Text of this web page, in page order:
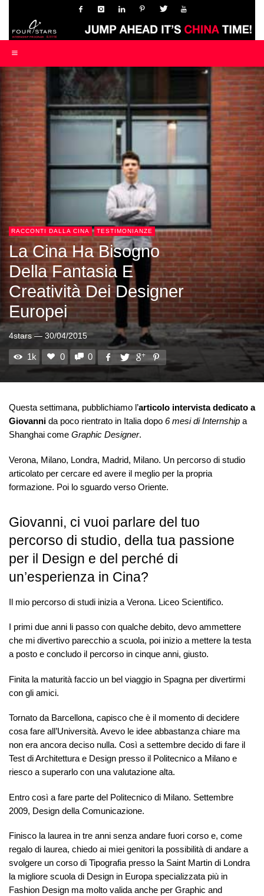
RACCONTI DALLA CINA TESTIMONIANZE
La Cina Ha Bisogno
Della Fantasia E
Creatività Dei Designer
Europei
4stars — 30/04/2015
1k 0 0
Questa settimana, pubblichiamo l’articolo intervista dedicato a
Giovanni da poco rientrato in Italia dopo 6 mesi di Internship a
Shanghai come Graphic Designer.
Verona, Milano, Londra, Madrid, Milano. Un percorso di studio
articolato per cercare ed avere il meglio per la propria
formazione. Poi lo sguardo verso Oriente.
Giovanni, ci vuoi parlare del tuo
percorso di studio, della tua passione
per il Design e del perché di
un’esperienza in Cina?
Il mio percorso di studi inizia a Verona. Liceo Scientifico.
I primi due anni li passo con qualche debito, devo ammettere
che mi divertivo parecchio a scuola, poi inizio a mettere la testa
a posto e concludo il percorso in cinque anni, giusto.
Finita la maturità faccio un bel viaggio in Spagna per divertirmi
con gli amici.
Tornato da Barcellona, capisco che è il momento di decidere
cosa fare all’Università. Avevo le idee abbastanza chiare ma
non era ancora deciso nulla. Così a settembre decido di fare il
Test di Architettura e Design presso il Politecnico a Milano e
riesco a superarlo con una valutazione alta.
Entro così a fare parte del Politecnico di Milano. Settembre
2009, Design della Comunicazione.
Finisco la laurea in tre anni senza andare fuori corso e, come
regalo di laurea, chiedo ai miei genitori la possibilità di andare a
svolgere un corso di Tipografia presso la Saint Martin di Londra
la migliore scuola di Design in Europa specializzata più in
Fashion Design ma molto valida anche per Graphic and